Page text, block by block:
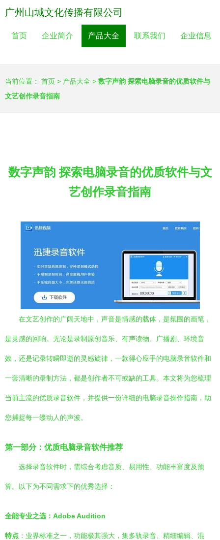
广州山城文化传播有限公司
首页 企业简介 产品大全 联系我们 企业信息
当前位置： 首页 > 产品大全 > 数字声韵 探索电脑录音的优质软件与
文艺创作录音指南
数字声韵 探索电脑录音的优质软件与文
艺创作录音指南
在文艺创作的广阔天地中，声音是情感的载体，是氛围的画笔，
是灵感的回响。无论是录制原创音乐、有声读物、广播剧、环境音
效，还是记录转瞬即逝的灵感旋律，一款得心应手的电脑录音软件和
一套清晰的录制方法，都是创作者不可或缺的工具。本文将为您梳理
当前主流的优质录音软件，并提供一份详细的电脑录音操作指南，助
您捕捉每一缕动人的声波。
第一部分：优质电脑录音软件推荐
选择录音软件时，需综合考虑音质、易用性、功能丰富度及预
算。以下为不同需求下的优秀选择：
全能专业之选：Adobe Audition
特点 ：业界标准之一，功能极其强大，集多轨录音、精细编辑、混